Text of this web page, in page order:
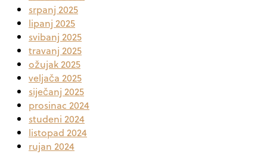
srpanj 2025
lipanj 2025
svibanj 2025
travanj 2025
ožujak 2025
veljača 2025
siječanj 2025
prosinac 2024
studeni 2024
listopad 2024
rujan 2024